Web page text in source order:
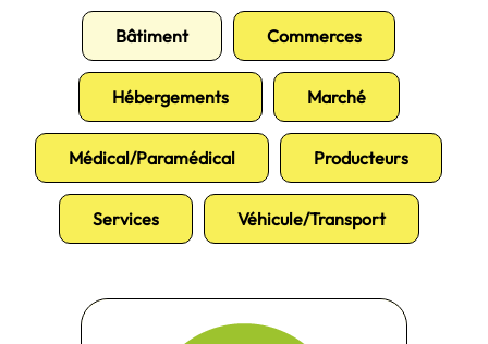
Bâtiment Commerces
Hébergements Marché
Médical/Paramédical Producteurs
Services Véhicule/Transport